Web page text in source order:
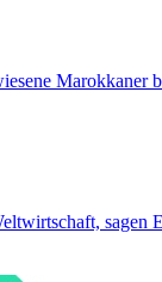
Marokkaner
sagen